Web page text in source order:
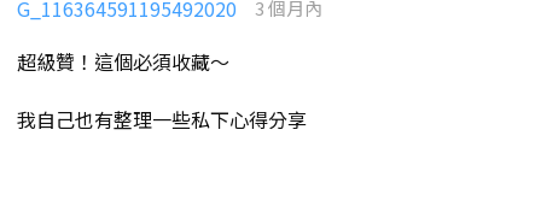
G_116364591195492020 3 個月內
超級贊！這個必須收藏～
我自己也有整理一些私下心得分享